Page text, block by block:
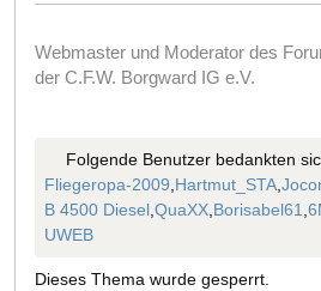
Webmaster und Moderator des
der C.F.W. Borgward IG e.V.
Folgende Benutzer bedankten
Fliegeropa-2009,Hartmut_STA,
B 4500 Diesel,QuaXX,Borisabel61,
UWEB
Dieses Thema wurde gesperrt.